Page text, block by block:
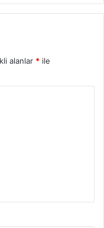
alanlar * ile